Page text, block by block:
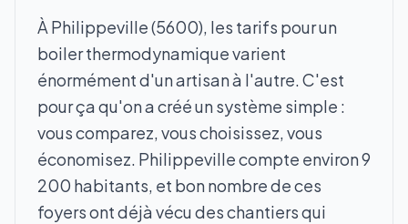
À Philippeville (5600), les tarifs pour un
boiler thermodynamique varient
énormément d'un artisan à l'autre. C'est
pour ça qu'on a créé un système simple :
vous comparez, vous choisissez, vous
économisez. Philippeville compte environ 9
200 habitants, et bon nombre de ces
foyers ont déjà vécu des chantiers qui